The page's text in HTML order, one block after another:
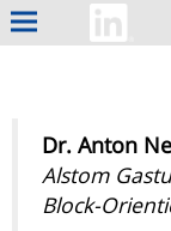
Dr. Anton
Alstom
Block-